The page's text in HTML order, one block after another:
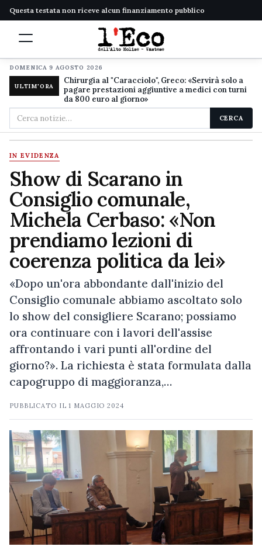
Questa testata non riceve alcun finanziamento pubblico
DOMENICA 9 AGOSTO 2026
ULTIM'ORA
Chirurgia al "Caracciolo", Greco: «Servirà solo a
pagare prestazioni aggiuntive a medici con turni
da 800 euro al giorno»
Cerca
nel
sito
CERCA
IN EVIDENZA
Show di Scarano in
Consiglio comunale,
Michela Cerbaso: «Non
prendiamo lezioni di
coerenza politica da lei»
«Dopo un'ora abbondante dall'inizio del
Consiglio comunale abbiamo ascoltato solo
lo show del consigliere Scarano; possiamo
ora continuare con i lavori dell'assise
affrontando i vari punti all'ordine del
giorno?». La richiesta è stata formulata dalla
capogruppo di maggioranza,…
PUBBLICATO IL1 MAGGIO 2024